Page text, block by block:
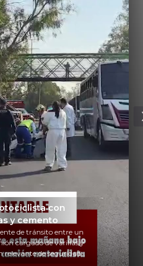
con
y cemento
de tránsito entre un
cargado de varillas y
de seguridad
para motociclistas.